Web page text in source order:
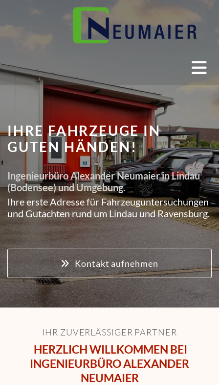
IHRE FAHRZEUGE IN
GUTEN HÄNDEN!
Ingenieurbüro Alexander Neumaier in Lindau
(Bodensee) und Umgebung.
Ihre erste Adresse für Fahrzeuguntersuchungen
und Gutachten rund um Lindau und Ravensburg.
Kontakt aufnehmen
IHR ZUVERLÄSSIGER PARTNER
HERZLICH WILLKOMMEN BEI
INGENIEURBÜRO ALEXANDER
NEUMAIER